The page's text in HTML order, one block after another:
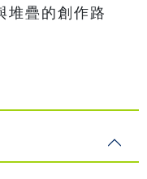
堆疊的創作路